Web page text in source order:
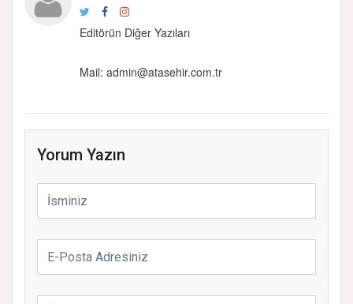
Editörün Diğer Yazıları
Mail: admin@atasehir.com.tr
Yorum Yazın